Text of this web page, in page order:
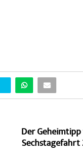
Der
Sechstagefahrt